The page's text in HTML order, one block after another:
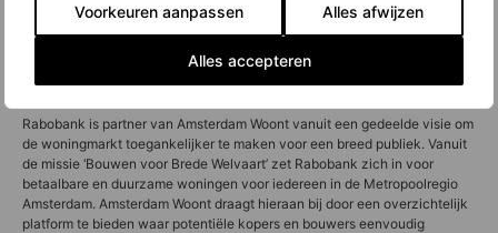
Voorkeuren aanpassen Alles afwijzen
Alles accepteren
Partnership Rabobank en Amsterdam Woont
Rabobank is partner van Amsterdam Woont vanuit een gedeelde visie om
de woningmarkt toegankelijker te maken voor een breed publiek. Vanuit
de missie ‘Bouwen voor Brede Welvaart’ zet Rabobank zich in voor
betaalbare en duurzame woningen voor iedereen in de Metropoolregio
Amsterdam. Amsterdam Woont draagt hieraan bij door een overzichtelijk
platform te bieden waar potentiële kopers en bouwers eenvoudig